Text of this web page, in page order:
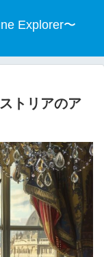
Explorer〜
トリアのア